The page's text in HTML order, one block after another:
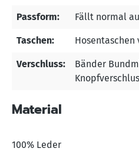
Passform: Fällt normal
Taschen: Hosentaschen
Verschluss: Bänder
Material
100% Leder